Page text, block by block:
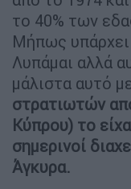
το 40% των
Μήπως
Λυπάμαι αλλά
μάλιστα αυτό
στρατιωτών
Κύπρου) το
σημερινοί
Άγκυρα.